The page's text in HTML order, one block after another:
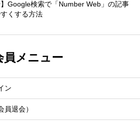
】Google検索で「Number Web」の記事
くする方法
員メニュー
ン
員退会）